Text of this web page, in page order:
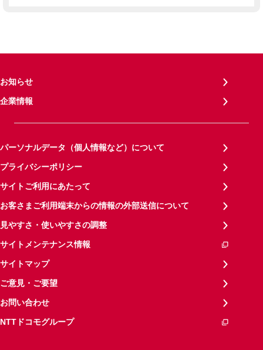
お知らせ
企業情報
パーソナルデータ（個人情報など）について
プライバシーポリシー
サイトご利用にあたって
お客さまご利用端末からの情報の外部送信について
見やすさ・使いやすさの調整
サイトメンテナンス情報
サイトマップ
ご意見・ご要望
お問い合わせ
NTTドコモグループ